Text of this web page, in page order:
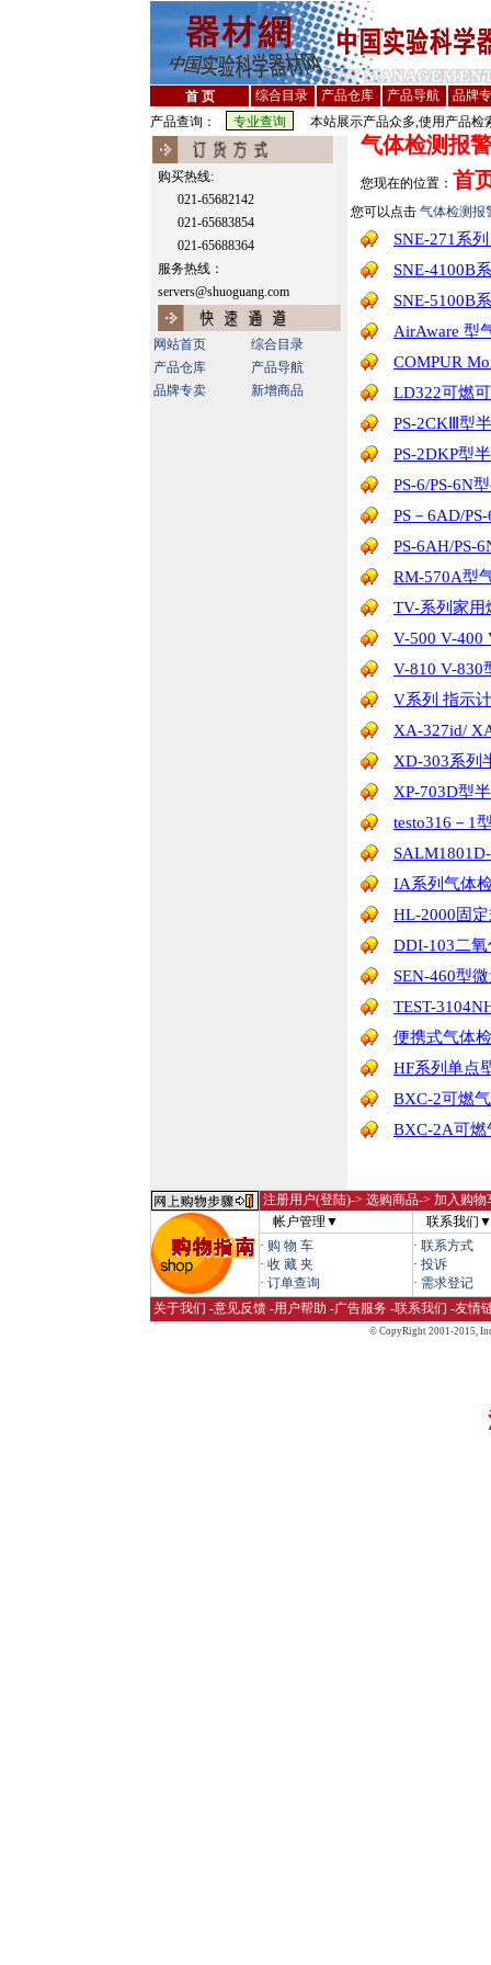
首 页 综合目录 产品仓库 产品导航
品牌
产品查询：
本站展示产品众多,使用产品检
购买热线:
021-65682142
021-65683854
021-65688364
服务热线：
servers@shuoguang.com
网站首页
综合目录
产品仓库
产品导航
品牌专卖
新增商品
气体检测报
您现在的位置： 首
您可以点击 气体检测报
SNE-271系
SNE-4100B
SNE-5100B
AirAware 型
COMPUR
LD322可燃
PS-2CKⅢ型
PS-2DKP型
PS-6/PS-6N
PS－6AD/
PS-6AH/PS-
RM-570A型
TV-系列家用
V-500 V-400
V-810 V-830
V系列 指示
XA-327id/
XD-303系列
XP-703D型
testo316－1
IA系列气体
HL-2000固
DDI-103二
SEN-460型
TEST-
便携式气体
HF系列单点
BXC-2可燃
BXC-2A可燃
注册用户(登陆)-> 选购商品-> 加入购
帐户管理▼
联系我们▼
· 购 物 车
· 收 藏 夹
· 订单查询
· 联系方式
· 投诉
· 需求登记
关于我们 -意见反馈 -用户帮助 -广告服务 -联系我们 -友情
© CopyRight 2001-2015,